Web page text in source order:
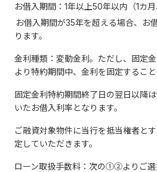
お借入期間：1年以上50年以内（1カ月
お借入期間が35年を超える場合、お
ります。
金利種類：変動金利。ただし、固定
より特約期間中、金利を固定すること
固定金利特約期間終了日の翌日以降
いたお借入利率となります。
ご融資対象物件に当行を抵当権者と
定していただきます。
ローン取扱手数料：次の①②よりご選